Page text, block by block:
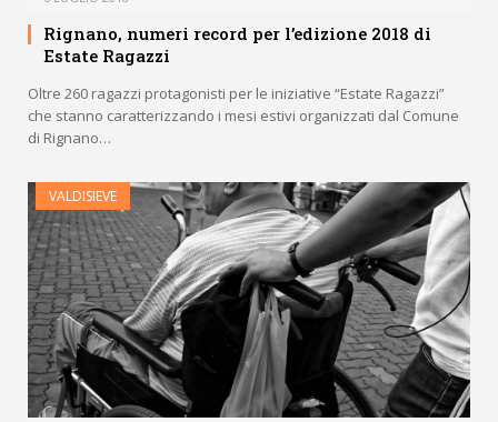
Rignano, numeri record per l’edizione 2018 di
Estate Ragazzi
Oltre 260 ragazzi protagonisti per le iniziative “Estate Ragazzi”
che stanno caratterizzando i mesi estivi organizzati dal Comune
di Rignano…
VALDISIEVE